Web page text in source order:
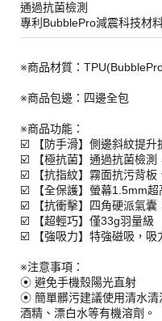
通過抗菌檢測
專利BubblePro減震科技材
※商品材質：
※商品包邊：四邊全包
※商品功能：
☑️ 【防手滑】側邊斜紋提升
☑️ 【極抗菌】通過抗菌檢測
☑️ 【抗指紋】霧面抗污背
☑️ 【全保護】螢幕1.5mm超
☑️ 【抗衝擊】四角硬派氣囊
☑️ 【超輕巧】僅33g羽量級
☑️ 【強吸力】特強磁吸，吸
※注意事項：
⦿ 避免手機殼陽光直射
⦿ 簡單髒污建議使用清水清
酒精、漂白水等有機溶劑。